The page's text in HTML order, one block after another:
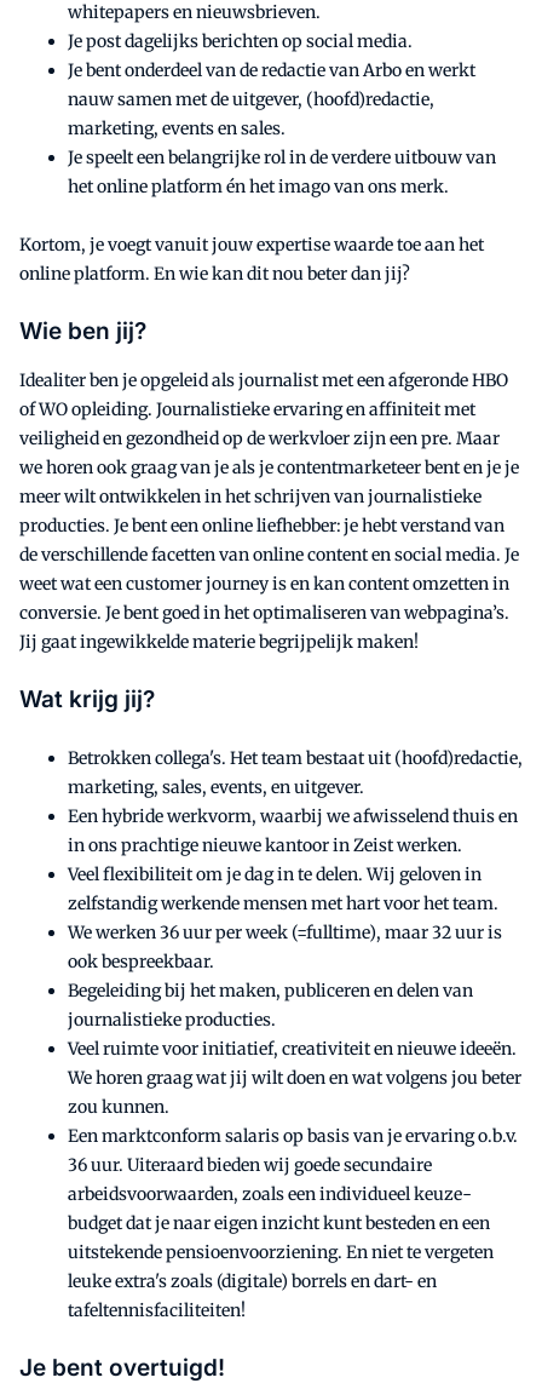
whitepapers en nieuwsbrieven.
Je post dagelijks berichten op social media.
Je bent onderdeel van de redactie van Arbo en werkt
nauw samen met de uitgever, (hoofd)redactie,
marketing, events en sales.
Je speelt een belangrijke rol in de verdere uitbouw van
het online platform én het imago van ons merk.
Kortom, je voegt vanuit jouw expertise waarde toe aan het
online platform. En wie kan dit nou beter dan jij?
Wie ben jij?
Idealiter ben je opgeleid als journalist met een afgeronde HBO
of WO opleiding. Journalistieke ervaring en affiniteit met
veiligheid en gezondheid op de werkvloer zijn een pre. Maar
we horen ook graag van je als je contentmarketeer bent en je je
meer wilt ontwikkelen in het schrijven van journalistieke
producties. Je bent een online liefhebber: je hebt verstand van
de verschillende facetten van online content en social media. Je
weet wat een customer journey is en kan content omzetten in
conversie. Je bent goed in het optimaliseren van webpagina’s.
Jij gaat ingewikkelde materie begrijpelijk maken!
Wat krijg jij?
Betrokken collega's. Het team bestaat uit (hoofd)redactie,
marketing, sales, events, en uitgever.
Een hybride werkvorm, waarbij we afwisselend thuis en
in ons prachtige nieuwe kantoor in Zeist werken.
Veel flexibiliteit om je dag in te delen. Wij geloven in
zelfstandig werkende mensen met hart voor het team.
We werken 36 uur per week (=fulltime), maar 32 uur is
ook bespreekbaar.
Begeleiding bij het maken, publiceren en delen van
journalistieke producties.
Veel ruimte voor initiatief, creativiteit en nieuwe ideeën.
We horen graag wat jij wilt doen en wat volgens jou beter
zou kunnen.
Een marktconform salaris op basis van je ervaring o.b.v.
36 uur. Uiteraard bieden wij goede secundaire
arbeidsvoorwaarden, zoals een individueel keuze-
budget dat je naar eigen inzicht kunt besteden en een
uitstekende pensioenvoorziening. En niet te vergeten
leuke extra's zoals (digitale) borrels en dart- en
tafeltennisfaciliteiten!
Je bent overtuigd!